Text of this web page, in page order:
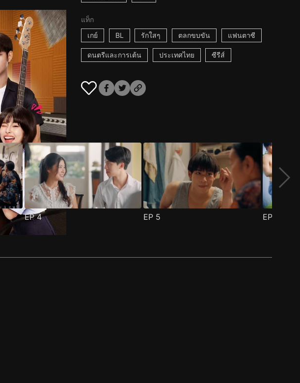
แท็ก
เกย์
BL รักใสๆ ตลกขบขัน แฟนตาซี
ดนตรีและการเต้น ประเทศไทย ซีรีส์
EP4 EP 5 EP